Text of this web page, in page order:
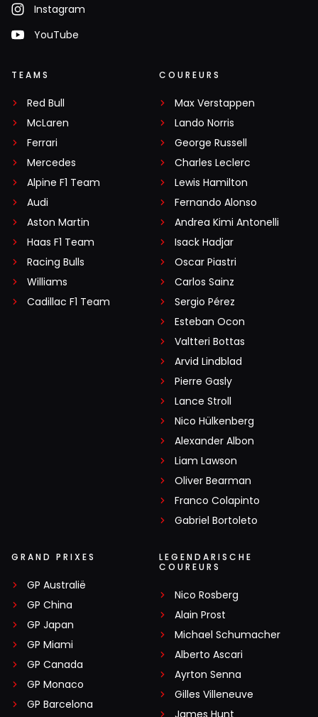
Instagram
YouTube
TEAMS
Red Bull
McLaren
Ferrari
Mercedes
Alpine F1 Team
Audi
Aston Martin
Haas F1 Team
Racing Bulls
Williams
Cadillac F1 Team
COUREURS
Max Verstappen
Lando Norris
George Russell
Charles Leclerc
Lewis Hamilton
Fernando Alonso
Andrea Kimi Antonelli
Isack Hadjar
Oscar Piastri
Carlos Sainz
Sergio Pérez
Esteban Ocon
Valtteri Bottas
Arvid Lindblad
Pierre Gasly
Lance Stroll
Nico Hülkenberg
Alexander Albon
Liam Lawson
Oliver Bearman
Franco Colapinto
Gabriel Bortoleto
GRAND PRIXES
GP Australië
GP China
GP Japan
GP Miami
GP Canada
GP Monaco
GP Barcelona
LEGENDARISCHE
COUREURS
Nico Rosberg
Alain Prost
Michael Schumacher
Alberto Ascari
Ayrton Senna
Gilles Villeneuve
James Hunt